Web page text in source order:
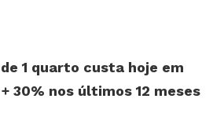
1 quarto custa hoje em
30% nos últimos 12 meses